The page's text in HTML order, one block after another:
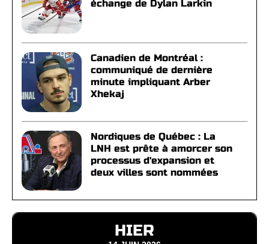
échange de Dylan Larkin
Canadien de Montréal :
communiqué de dernière
minute impliquant Arber
Xhekaj
Nordiques de Québec : La
LNH est prête à amorcer son
processus d'expansion et
deux villes sont nommées
HIER